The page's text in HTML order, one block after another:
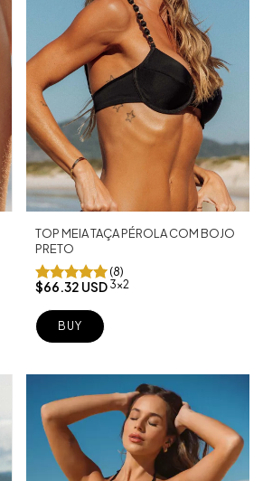
TOP MEIA TAÇA PÉROLA COM BOJO
PRETO
(8)
$66.32 USD 3x2
BUY